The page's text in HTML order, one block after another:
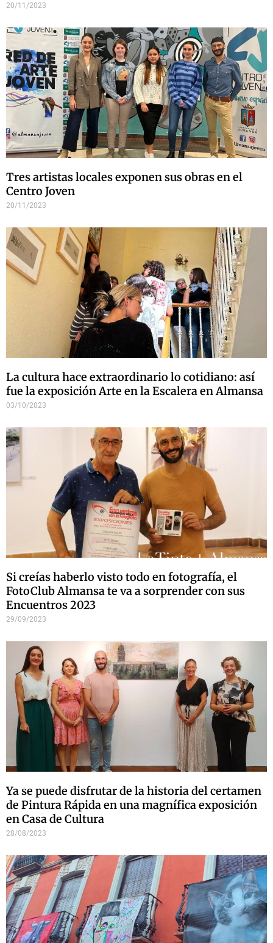
20/11/2023
Tres artistas locales exponen sus obras en el
Centro Joven
20/11/2023
La cultura hace extraordinario lo cotidiano: así
fue la exposición Arte en la Escalera en Almansa
03/10/2023
Si creías haberlo visto todo en fotografía, el
FotoClub Almansa te va a sorprender con sus
Encuentros 2023
29/09/2023
Ya se puede disfrutar de la historia del certamen
de Pintura Rápida en una magnífica exposición
en Casa de Cultura
28/08/2023